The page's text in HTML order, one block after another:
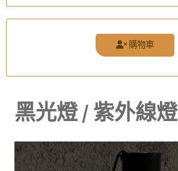
購物車
黑光燈 / 紫外線燈